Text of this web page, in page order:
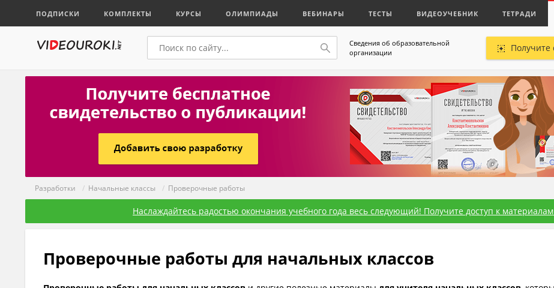
ПОДПИСКИ КОМПЛЕКТЫ КУРСЫ ОЛИМПИАДЫ ВЕБИНАРЫ ТЕСТЫ ВИДЕОУЧЕБНИК ТЕТРАДИ
Сведения об образовательной
организации
Получите
Разработки / Начальные классы / Проверочные работы
Наслаждайтесь радостью окончания учебного года весь следующий! Получите доступ к
Проверочные работы для начальных классов